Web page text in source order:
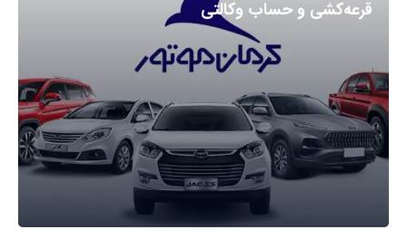
قرعه‌کشی و حساب وکالتی